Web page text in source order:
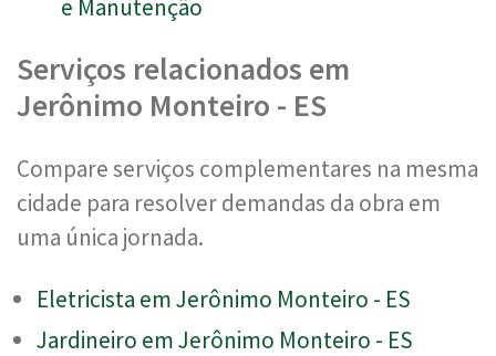
e Manutenção
Serviços relacionados em
Jerônimo Monteiro - ES
Compare serviços complementares na mesma
cidade para resolver demandas da obra em
uma única jornada.
Eletricista em Jerônimo Monteiro - ES
Jardineiro em Jerônimo Monteiro - ES